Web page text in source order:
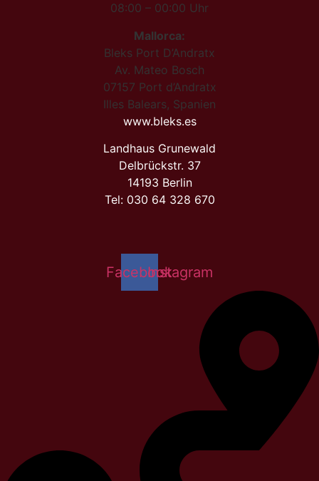
08:00 – 00:00 Uhr
Mallorca:
Bleks Port D’Andratx
Av. Mateo Bosch
07157 Port d’Andratx
Illes Balears, Spanien
www.bleks.es
Landhaus Grunewald
Delbrückstr. 37
14193 Berlin
Tel: 030 64 328 670
FacebookInstagram